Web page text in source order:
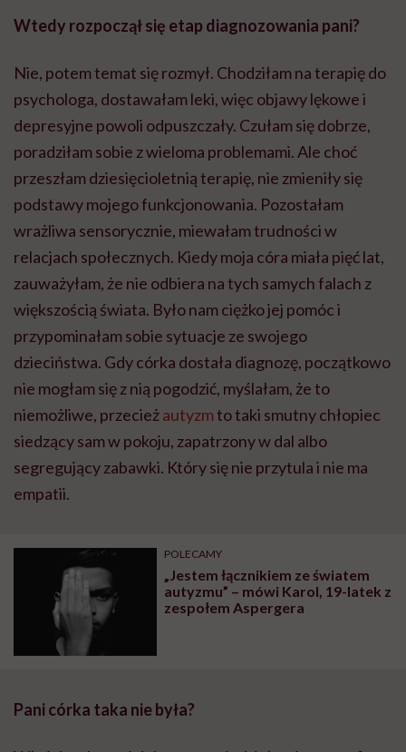
Wtedy rozpoczął się etap diagnozowania pani?
Nie, potem temat się rozmył. Chodziłam na terapię do
psychologa, dostawałam leki, więc objawy lękowe i
depresyjne powoli odpuszczały. Czułam się dobrze,
poradziłam sobie z wieloma problemami.Ale choć
przeszłam dziesięcioletnią terapię, nie zmieniły się
podstawy mojego funkcjonowania. Pozostałam
wrażliwa sensorycznie, miewałam trudności w
relacjach społecznych. Kiedy moja córa miała pięć lat,
zauważyłam, że nie odbiera na tych samych falach z
większością świata. Było nam ciężko jej pomóc i
przypominałam sobie sytuacje ze swojego
dzieciństwa. Gdy córka dostała diagnozę, początkowo
nie mogłam się z nią pogodzić, myślałam, że to
niemożliwe, przecieżautyzmto taki smutny chłopiec
siedzący sam w pokoju, zapatrzony w dal albo
segregujący zabawki. Który się nie przytula i nie ma
empatii.
POLECAMY
„Jestem łącznikiem ze światem
autyzmu” – mówi Karol, 19-latek z
zespołem Aspergera
Pani córka taka nie była?